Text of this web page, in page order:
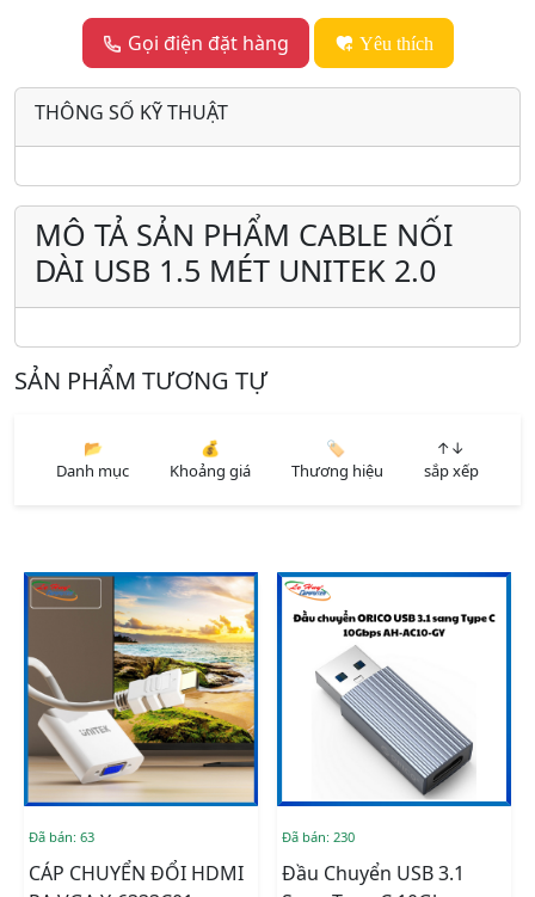
Gọi điện đặt hàng Yêu thích
THÔNG SỐ KỸ THUẬT
MÔ TẢ SẢN PHẨM CABLE NỐI
DÀI USB 1.5 MÉT UNITEK 2.0
SẢN PHẨM TƯƠNG TỰ
📂
Danh mục
💰
Khoảng giá
🏷️
Thương hiệu
↑↓
sắp xếp
Đã bán: 63
CÁP CHUYỂN ĐỔI HDMI
Đã bán: 230
Đầu Chuyển USB 3.1